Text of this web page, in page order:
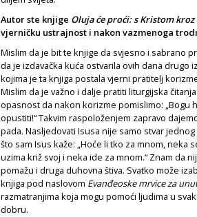
Autor ste knjige Oluja će proći: s Kristom
vjerničku ustrajnost i nakon vazmenoga
Mislim da je bit te knjige da svjesno i sabrano
da je izdavačka kuća ostvarila ovih dana drugo
kojima je ta knjiga postala vjerni pratitelj
Mislim da je važno i dalje pratiti liturgijska
opasnost da nakon korizme pomislimo: „Bogu
opustiti!“ Takvim raspoloženjem zapravo
pada. Nasljedovati Isusa nije samo stvar
što sam Isus kaže: „Hoće li tko za mnom,
uzima križ svoj i neka ide za mnom.“ Znam da
pomažu i druga duhovna štiva. Svatko može
knjiga pod naslovom Evanđeoske mrvice za
razmatranjima koja mogu pomoći ljudima u
dobru.